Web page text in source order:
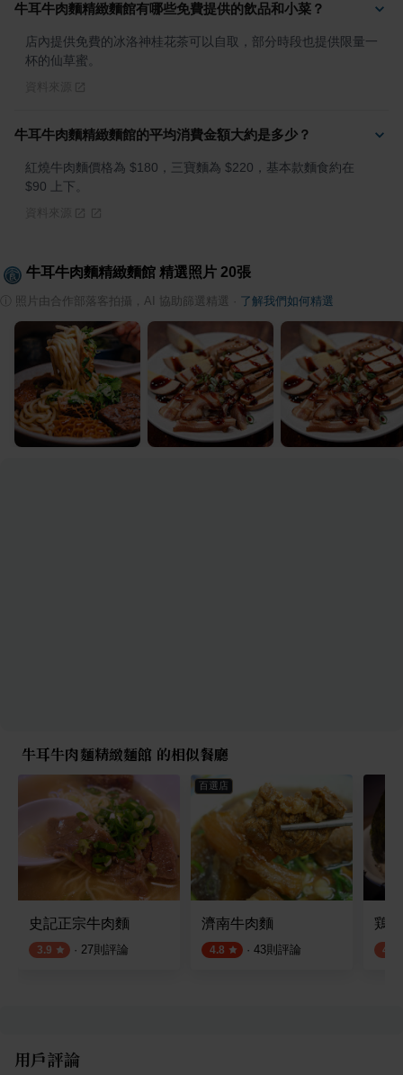
牛耳牛肉麵精緻麵館有哪些免費提供的飲品和小菜？
店內提供免費的冰洛神桂花茶可以自取，部分時段也提供限量一
杯的仙草蜜。
牛耳牛肉麵精緻麵館的平均消費金額大約是多少？
紅燒牛肉麵價格為 $180，三寶麵為 $220，基本款麵食約在
$90 上下。
牛耳牛肉麵精緻麵館 精選照片 20張
照片由合作部落客拍攝，AI 協助篩選精選 了解我們如何精選
牛耳牛肉麵精緻麵館 的相似餐廳
史記正宗牛肉麵
3.9 · 27則評論
百選店
濟南牛肉麵
4.8 · 43則評論
鶏
4.0
用戶評論